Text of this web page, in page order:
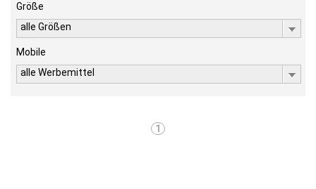
Größe
alle Größen
Mobile
alle Werbemittel
1